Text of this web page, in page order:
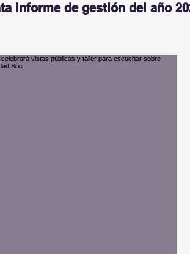
informe de gestión del año